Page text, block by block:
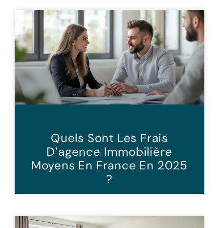
Quels Sont Les Frais
D’agence Immobilière
Moyens En France En 2025
?